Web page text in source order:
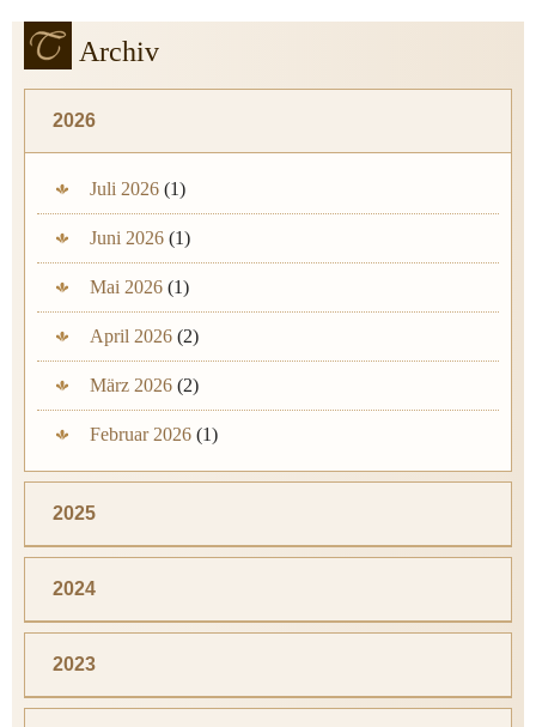
Archiv
2026
Juli 2026 (1)
Juni 2026 (1)
Mai 2026 (1)
April 2026 (2)
März 2026 (2)
Februar 2026 (1)
2025
2024
2023